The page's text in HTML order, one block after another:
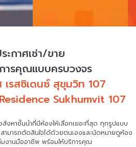
ะกาศเช่า/ขาย
ารคุณแบบครบวงจร
เรสซิเดนซ์ สุขุมวิท 107
Sukhumvit 107
งหาชั้นนำที่มีห้องให้เลือกเยอะที่สุด ทุกรูปแบบ
สามารถตัดสินใจได้ด้วยตนเองและนัดหมายดูห้อง
งานมืออาชีพ พร้อมให้บริการคุณ